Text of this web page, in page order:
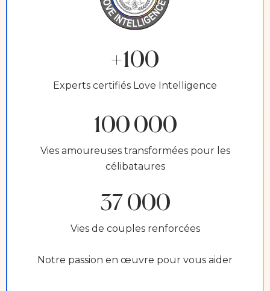
+100
Experts certifiés Love Intelligence
100 000
Vies amoureuses transformées pour les
célibataures
37 000
Vies de couples renforcées
Notre passion en œuvre pour vous aider